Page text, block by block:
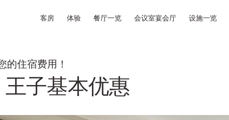
客房 体验 餐厅一览 会议室宴会厅 设施一览
的住宿费用！
王子基本优惠